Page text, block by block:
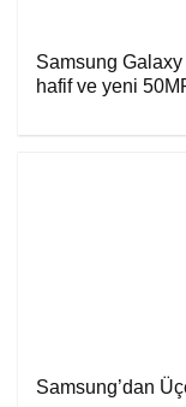
Samsung Galaxy
hafif ve yeni
Samsung’dan